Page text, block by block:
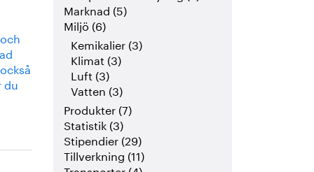
du
Marknad (5)
Miljö (6)
Kemikalier (3)
Klimat (3)
Luft (3)
Vatten (3)
Produkter (7)
Statistik (3)
Stipendier (29)
Tillverkning (11)